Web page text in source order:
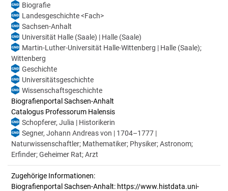
Biografie
Landesgeschichte <Fach>
Sachsen-Anhalt
Universität Halle (Saale) | Halle (Saale)
Martin-Luther-Universität Halle-Wittenberg | Halle (Saale);
Wittenberg
Geschichte
Universitätsgeschichte
Wissenschaftsgeschichte
Biografienportal Sachsen-Anhalt
Catalogus Professorum Halensis
Schopferer, Julia | Historikerin
Segner, Johann Andreas von | 1704–1777 |
Naturwissenschaftler; Mathematiker; Physiker; Astronom;
Erfinder; Geheimer Rat; Arzt
Zugehörige Informationen:
Biografienportal Sachsen-Anhalt: https://www.histdata.uni-